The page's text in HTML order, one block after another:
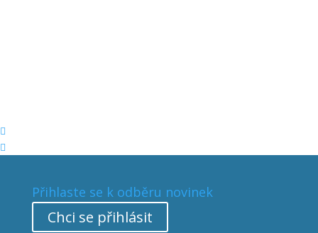


Přihlaste se k odběru novinek
Chci se přihlásit